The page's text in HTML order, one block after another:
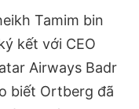
Tamim bin
kết với CEO
Airways Badr
biết Ortberg đã